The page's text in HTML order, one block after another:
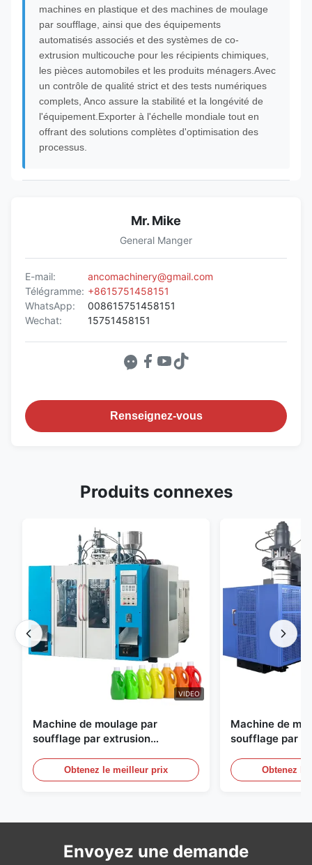
machines en plastique et des machines de moulage
par soufflage, ainsi que des équipements
automatisés associés et des systèmes de co-
extrusion multicouche pour les récipients chimiques,
les pièces automobiles et les produits ménagers.Avec
un contrôle de qualité strict et des tests numériques
complets, Anco assure la stabilité et la longévité de
l'équipement.Exporter à l'échelle mondiale tout en
offrant des solutions complètes d'optimisation des
processus.
Mr. Mike
General Manger
E-mail:
ancomachinery@gmail.com
Télégramme: +8615751458151
WhatsApp:
008615751458151
Wechat:
15751458151
Renseignez-vous
Produits connexes
VIDEO
Machine de moulage par
soufflage par extrusion
Obtenez le meilleur prix
Machine de
soufflage par
moulage par
automatique
Obtenez
Envoyez une demande